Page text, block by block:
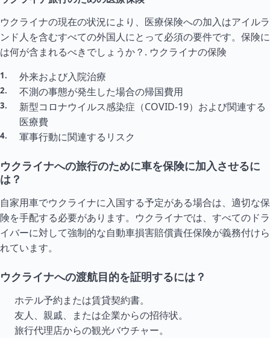
ウクライナの現在の状況により、医療保険への加入はアイルラ
ンド人を含むすべての外国人にとって必須の要件です。保険に
は何が含まれるべきでしょうか？. ウクライナの保険
外来および入院治療
不測の事態が発生した場合の帰国費用
新型コロナウイルス感染症（COVID-19）および関連する
医療費
軍事行動に関連するリスク
ウクライナへの旅行のために車を保険に加入させるに
は？
自家用車でウクライナに入国する予定がある場合は、適切な保
険を手配する必要があります。ウクライナでは、すべてのドラ
イバーに対して強制的な自動車損害賠償責任保険が義務付けら
れています。
ウクライナへの渡航目的を証明するには？
ホテル予約または賃貸契約書。
友人、親戚、または企業からの招待状。
旅行代理店からの観光バウチャー。